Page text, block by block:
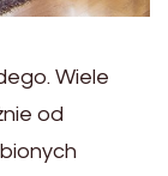
Wiele
od